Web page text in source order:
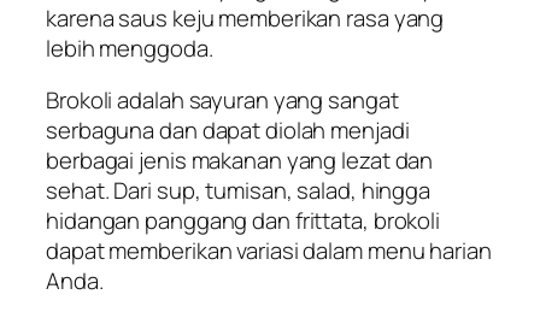
karena saus keju memberikan rasa yang
lebih menggoda.
Brokoli adalah sayuran yang sangat
serbaguna dan dapat diolah menjadi
berbagai jenis makanan yang lezat dan
sehat. Dari sup, tumisan, salad, hingga
hidangan panggang dan frittata, brokoli
dapat memberikan variasi dalam menu harian
Anda.